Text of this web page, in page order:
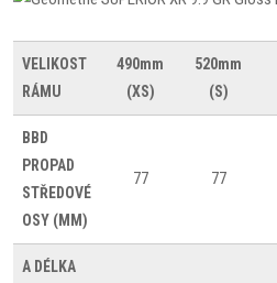
VELIKOST
RÁMU
490mm
(XS)
520mm
(S)
BBD
PROPAD
STŘEDOVÉ
OSY (MM)
77 77
A DÉLKA